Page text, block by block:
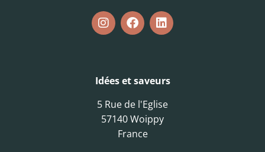
Idées et saveurs
5 Rue de l'Eglise
57140 Woippy
France